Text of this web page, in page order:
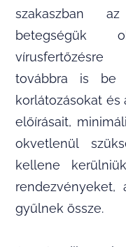
szakaszban
betegségük
vírusfertőzésre
továbbra is be
korlátozásokat és
előírásait,
okvetlenül
kellene
gyűlnek össze.